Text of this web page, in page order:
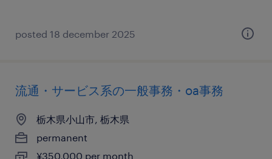
posted 18 december 2025
流通・サービス系の一般事務・oa事務
栃木県小山市, 栃木県
permanent
¥350,000 per month